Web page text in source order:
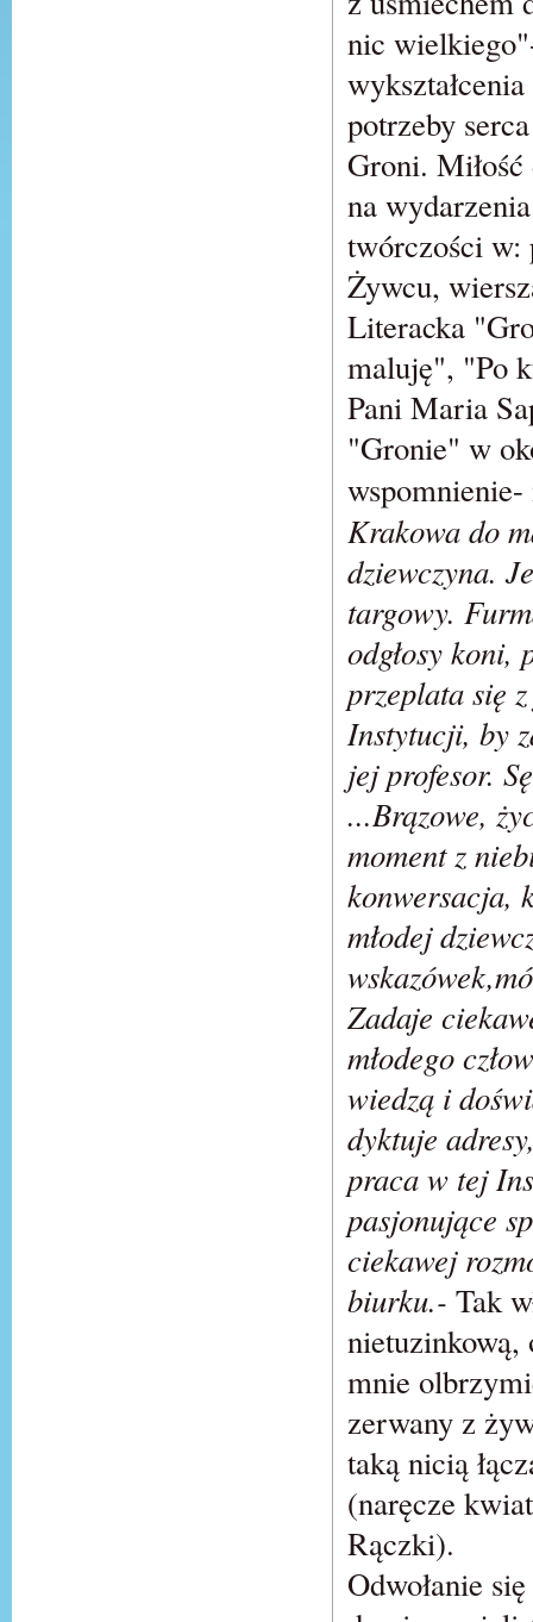
nic
potrzeby
Groni.
na
twórczości w:
Żywcu,
Literacka
maluję", "Po
Pani Maria
"Gronie" w
Krakowa do
dziewczyna.
targowy.
odgłosy koni,
przeplata się
Instytucji, by
jej profesor.
...Brązowe,
moment z
konwersacja,
młodej
Zadaje
młodego
wiedzą i
dyktuje
praca w tej
pasjonujące
ciekawej
biurku.- Tak
nietuzinkową,
mnie
zerwany z
taką nicią
(naręcze
Rączki).
Odwołanie